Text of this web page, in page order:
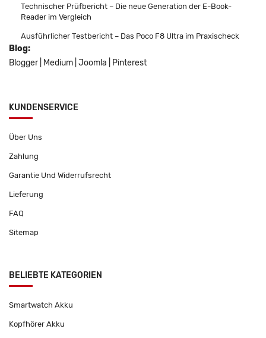
Technischer Prüfbericht – Die neue Generation der E-Book-
Reader im Vergleich
Ausführlicher Testbericht – Das Poco F8 Ultra im Praxischeck
Blog:
Blogger
Medium Joomla Pinterest
KUNDENSERVICE
Über Uns
Zahlung
Garantie Und Widerrufsrecht
Lieferung
FAQ
Sitemap
BELIEBTE KATEGORIEN
Smartwatch Akku
Kopfhörer Akku